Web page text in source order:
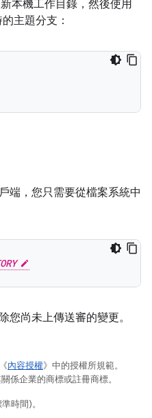
本機工作目錄，然後使用
主題分支：
端，您只需要從檔案系統中
您尚未上傳送審的變更。
內容授權》中的授權所規範。
係企業的商標或註冊商標。
時間)。